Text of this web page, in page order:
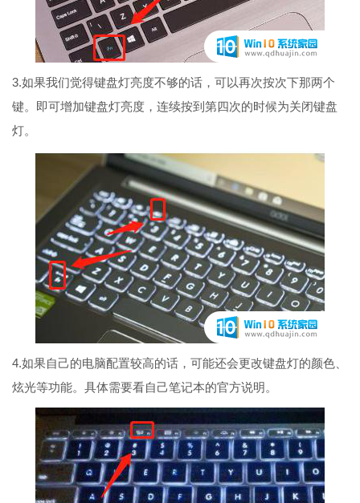
3.如果我们觉得键盘灯亮度不够的话，可以再次按次下那两个
键。即可增加键盘灯亮度，连续按到第四次的时候为关闭键盘
灯。
4.如果自己的电脑配置较高的话，可能还会更改键盘灯的颜色、
炫光等功能。具体需要看自己笔记本的官方说明。